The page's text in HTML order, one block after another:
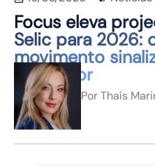
Focus eleva
Selic para 2026:
movimento
investidor
PorThaís